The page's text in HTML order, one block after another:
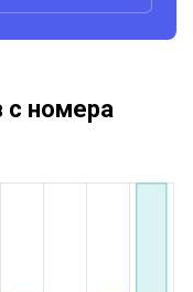
с номера